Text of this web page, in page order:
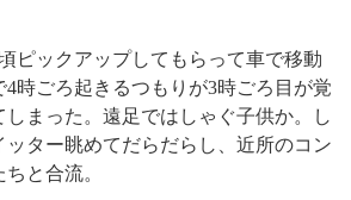
ピックアップしてもらって車で移動
時ごろ起きるつもりが3時ごろ目が覚
まった。遠足ではしゃぐ子供か。し
ッター眺めてだらだらし、近所のコン
と合流。